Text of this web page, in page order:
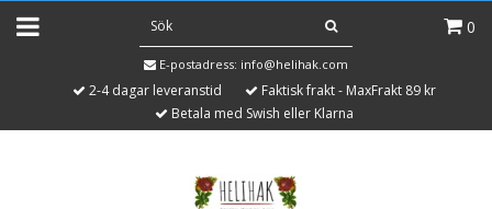
0
E-postadress: info@helihak.com
2-4 dagar leveranstid
Faktisk frakt - MaxFrakt 89 kr
Betala med Swish eller Klarna